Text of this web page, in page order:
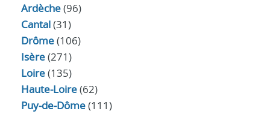
Ardèche(96)
Cantal(31)
Drôme(106)
Isère(271)
Loire(135)
Haute-Loire(62)
Puy-de-Dôme(111)